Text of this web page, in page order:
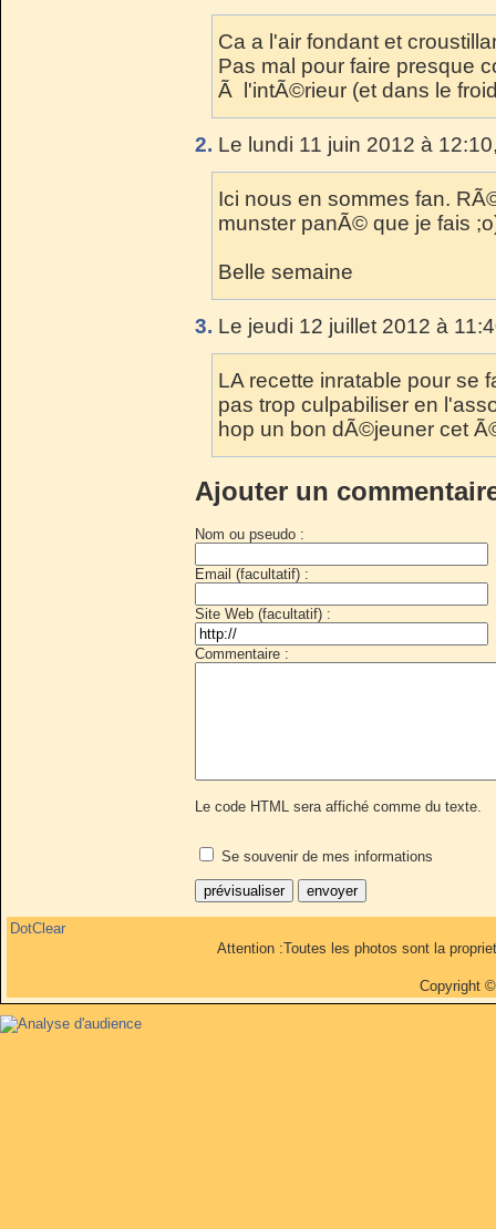
Ca a l'air fondant et
Pas mal pour faire presque
Ã l'intÃ©rieur (et dans le
2. Le lundi 11 juin 2012 à
Ici nous en sommes fan.
munster panÃ© que je fais
Belle semaine
3. Le jeudi 12 juillet 2012 à
LA recette inratable pour se
pas trop culpabiliser en
hop un bon dÃ©jeuner cet
Ajouter un
Nom ou pseudo :
Email (facultatif) :
Site Web (facultatif) :
Commentaire :
Le code HTML sera affiché comme du texte.
Se souvenir de mes informations
DotClear
Attention :Toutes les photos sont la
Copyright